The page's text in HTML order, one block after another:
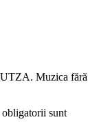
Muzica fără
sunt